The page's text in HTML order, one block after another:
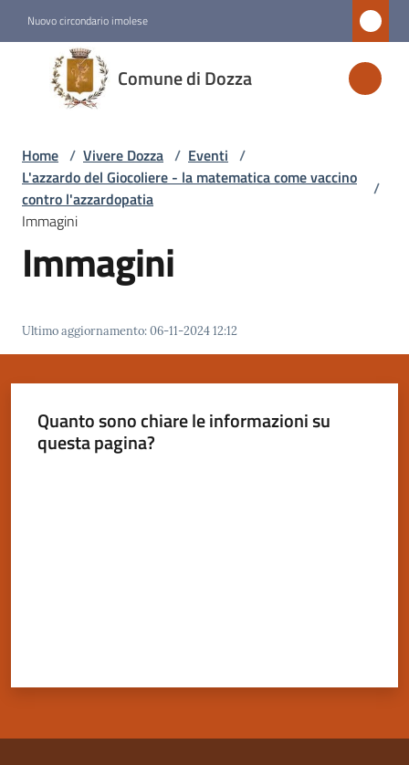
Nuovo circondario imolese
Comune di Dozza
Comune
di
Dozza
Amministrazione
Novità
Menu selezionato
su
Home / Vivere Dozza / Eventi /
L'azzardo del Giocoliere - la matematica come vaccino
contro l'azzardopatia
/
Immagini
Immagini
Ultimo aggiornamento:06-11-2024 12:12
Quanto sono chiare le informazioni su
questa pagina?